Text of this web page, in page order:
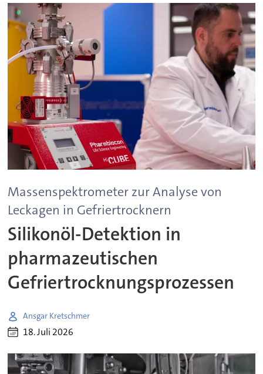
Massenspektrometer zur Analyse von
Leckagen in Gefriertrocknern
Silikonöl-Detektion in
pharmazeutischen
Gefriertrocknungsprozessen
Ansgar Kretschmer
18. Juli 2026